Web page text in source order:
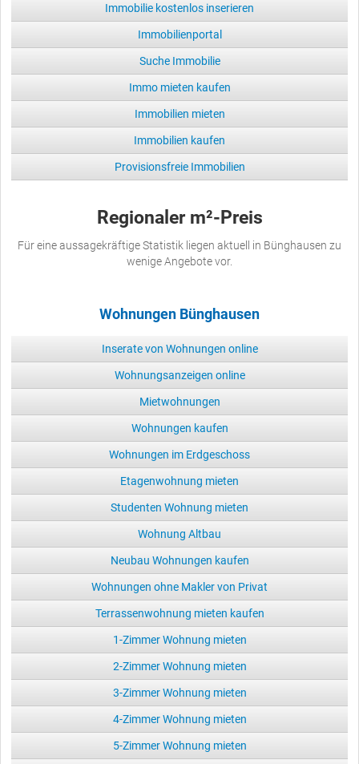
Immobilie kostenlos inserieren
Immobilienportal
Suche Immobilie
Immo mieten kaufen
Immobilien mieten
Immobilien kaufen
Provisionsfreie Immobilien
Regionaler m²-Preis
Für eine aussagekräftige Statistik liegen aktuell in Bünghausen zu
wenige Angebote vor.
Wohnungen Bünghausen
Inserate von Wohnungen online
Wohnungsanzeigen online
Mietwohnungen
Wohnungen kaufen
Wohnungen im Erdgeschoss
Etagenwohnung mieten
Studenten Wohnung mieten
Wohnung Altbau
Neubau Wohnungen kaufen
Wohnungen ohne Makler von Privat
Terrassenwohnung mieten kaufen
1-Zimmer Wohnung mieten
2-Zimmer Wohnung mieten
3-Zimmer Wohnung mieten
4-Zimmer Wohnung mieten
5-Zimmer Wohnung mieten